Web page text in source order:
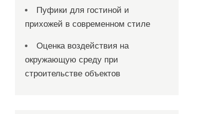
Пуфики для гостиной и
прихожей в современном стиле
Оценка воздействия на
окружающую среду при
строительстве объектов